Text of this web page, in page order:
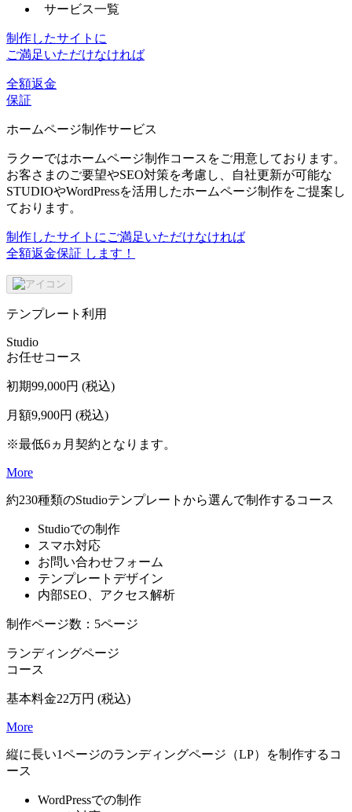
サービス一覧
制作したサイトに
ご満足いただけなければ
全額返金
保証
ホームページ制作サービス
ラクーではホームページ制作コースをご用意しております。
お客さまのご要望やSEO対策を考慮し、自社更新が可能な
STUDIOやWordPressを活用したホームページ制作をご提案し
ております。
制作したサイトにご満足いただけなければ
全額返金保証 します！
テンプレート利用
Studio
お任せコース
初期99,000円 (税込)
月額9,900円 (税込)
※最低6ヵ月契約となります。
More
約230種類のStudioテンプレートから選んで制作するコース
Studioでの制作
スマホ対応
お問い合わせフォーム
テンプレートデザイン
内部SEO、アクセス解析
制作ページ数：5ページ
ランディングページ
コース
基本料金22万円 (税込)
More
縦に長い1ページのランディングページ（LP）を制作するコ
ース
WordPressでの制作